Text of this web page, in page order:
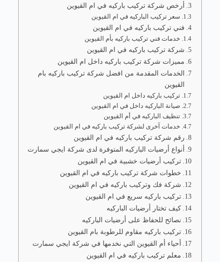
أرخص شركة تركيب باركيه في ام القيوين
سعر تركيب الباركيه في ام القيوين
فني تركيب باركيه في ام القيوين
خدمات فني تركيب باركيه بأم القيوين
شركة تركيب باركيه في ام القيوين
مميزات شركة تركيب باركيه داخل ام القيوين
الخدمات المقدمة من افضل شركة تركيب باركيه بام
القيوين
تركيب باركيه داخل ام القيوين
صيانة الباركيه داخل في ام القيوين
تنظيف الباركيه في أم القيوين
خدمات آخرى لشركة تركيب باركيه في ام القيوين
رقم شركة تركيب باركيه في ام القيوين
أنواع أرضيات الباركيه المتوفرة لدى شركة ايجي سمارت
تركيب أرضيات خشبية في ام القيوين
خطوات شركة تركيب باركيه في ام القيوين
شركة فك وتركيب باركيه في ام القيوين
تركيب باركيه سريع في ام القيوين
كيف تختار أرضيات الباركيه
نصائح للحفاظ على أرضيات الباركيه
تركيب باركيه مقاوم للرطوبة بام القيوين
أحياء أم القيوين التي نخدمها في شركة ايجي سمارت
معلم تركيب باركيه في ام القيوين